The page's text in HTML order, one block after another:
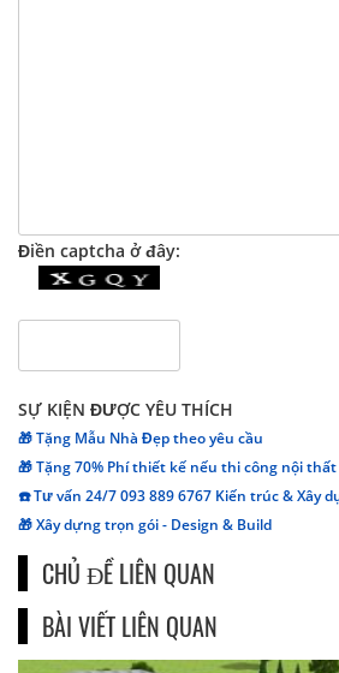
Điền captcha ở đây:
SỰ KIỆN ĐƯỢC YÊU THÍCH
🎁 Tặng Mẫu Nhà Đẹp theo yêu cầu
🎁 Tặng 70% Phí thiết kế nếu thi công nội
☎️ Tư vấn 24/7 093 889 6767 Kiến trúc & Xây
🎁 Xây dựng trọn gói - Design & Build
CHỦ ĐỀ LIÊN QUAN
BÀI VIẾT LIÊN QUAN